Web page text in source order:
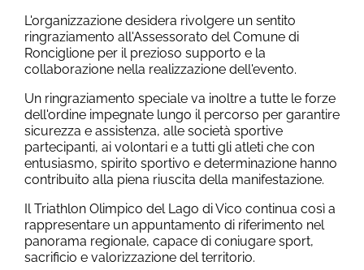
L'organizzazione desidera rivolgere un sentito
ringraziamento all'Assessorato del Comune di
Ronciglione per il prezioso supporto e la
collaborazione nella realizzazione dell'evento.
Un ringraziamento speciale va inoltre a tutte le forze
dell'ordine impegnate lungo il percorso per garantire
sicurezza e assistenza, alle società sportive
partecipanti, ai volontari e a tutti gli atleti che con
entusiasmo, spirito sportivo e determinazione hanno
contribuito alla piena riuscita della manifestazione.
Il Triathlon Olimpico del Lago di Vico continua così a
rappresentare un appuntamento di riferimento nel
panorama regionale, capace di coniugare sport,
sacrificio e valorizzazione del territorio.